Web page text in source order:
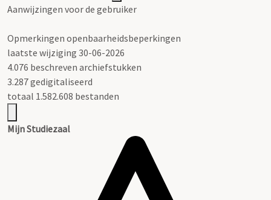
Aanwijzingen voor de gebruiker
Opmerkingen openbaarheidsbeperkingen
laatste wijziging 30-06-2026
4.076 beschreven archiefstukken
3.287 gedigitaliseerd
totaal 1.582.608 bestanden
Mijn Studiezaal